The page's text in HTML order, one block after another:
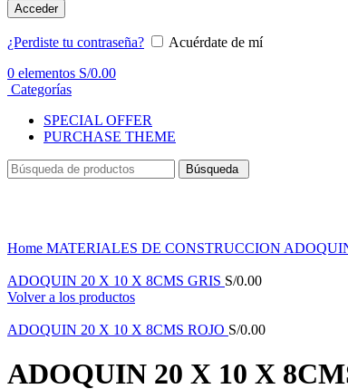
Acceder
¿Perdiste tu contraseña?
Acuérdate de mí
0 elementos S/0.00
Categorías
SPECIAL OFFER
PURCHASE THEME
Búsqueda
Home MATERIALES DE CONSTRUCCION
ADOQUIN 20 X 10 X 8CMS GRIS S/0.00
Volver a los productos
ADOQUIN 20 X 10 X 8CMS ROJO S/0.00
ADOQUIN 20 X 10 X